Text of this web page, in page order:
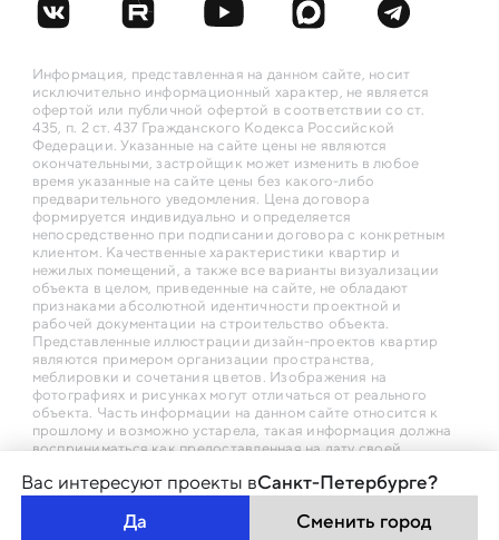
Информация, представленная на данном сайте, носит
исключительно информационный характер, не является
офертой или публичной офертой в соответствии со ст.
435, п. 2 ст. 437 Гражданского Кодекса Российской
Федерации. Указанные на сайте цены не являются
окончательными, застройщик может изменить в любое
время указанные на сайте цены без какого-либо
предварительного уведомления. Цена договора
формируется индивидуально и определяется
непосредственно при подписании договора с конкретным
клиентом. Качественные характеристики квартир и
нежилых помещений, а также все варианты визуализации
объекта в целом, приведенные на сайте, не обладают
признаками абсолютной идентичности проектной и
рабочей документации на строительство объекта.
Представленные иллюстрации дизайн-проектов квартир
являются примером организации пространства,
меблировки и сочетания цветов. Изображения на
фотографиях и рисунках могут отличаться от реального
объекта. Часть информации на данном сайте относится к
прошлому и возможно устарела, такая информация должна
восприниматься как предоставленная на дату своей
© LEGENDA intelligent Development 2026
Вас интересуют проекты вСанкт-Петербурге?
Да
Сменить город